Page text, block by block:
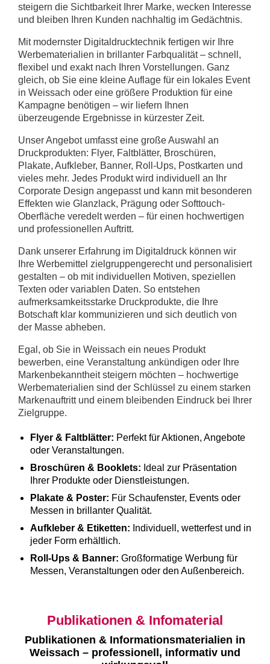
steigern die Sichtbarkeit Ihrer Marke, wecken Interesse
und bleiben Ihren Kunden nachhaltig im Gedächtnis.
Mit modernster Digitaldrucktechnik fertigen wir Ihre
Werbematerialien in brillanter Farbqualität – schnell,
flexibel und exakt nach Ihren Vorstellungen. Ganz
gleich, ob Sie eine kleine Auflage für ein lokales Event
in Weissach oder eine größere Produktion für eine
Kampagne benötigen – wir liefern Ihnen
überzeugende Ergebnisse in kürzester Zeit.
Unser Angebot umfasst eine große Auswahl an
Druckprodukten: Flyer, Faltblätter, Broschüren,
Plakate, Aufkleber, Banner, Roll-Ups, Postkarten und
vieles mehr. Jedes Produkt wird individuell an Ihr
Corporate Design angepasst und kann mit besonderen
Effekten wie Glanzlack, Prägung oder Softtouch-
Oberfläche veredelt werden – für einen hochwertigen
und professionellen Auftritt.
Dank unserer Erfahrung im Digitaldruck können wir
Ihre Werbemittel zielgruppengerecht und personalisiert
gestalten – ob mit individuellen Motiven, speziellen
Texten oder variablen Daten. So entstehen
aufmerksamkeitsstarke Druckprodukte, die Ihre
Botschaft klar kommunizieren und sich deutlich von
der Masse abheben.
Egal, ob Sie in Weissach ein neues Produkt
bewerben, eine Veranstaltung ankündigen oder Ihre
Markenbekanntheit steigern möchten – hochwertige
Werbematerialien sind der Schlüssel zu einem starken
Markenauftritt und einem bleibenden Eindruck bei Ihrer
Zielgruppe.
Flyer & Faltblätter: Perfekt für Aktionen, Angebote
oder Veranstaltungen.
Broschüren & Booklets: Ideal zur Präsentation
Ihrer Produkte oder Dienstleistungen.
Plakate & Poster: Für Schaufenster, Events oder
Messen in brillanter Qualität.
Aufkleber & Etiketten: Individuell, wetterfest und in
jeder Form erhältlich.
Roll-Ups & Banner: Großformatige Werbung für
Messen, Veranstaltungen oder den Außenbereich.
Publikationen & Infomaterial
Publikationen & Informationsmaterialien in
Weissach – professionell, informativ und